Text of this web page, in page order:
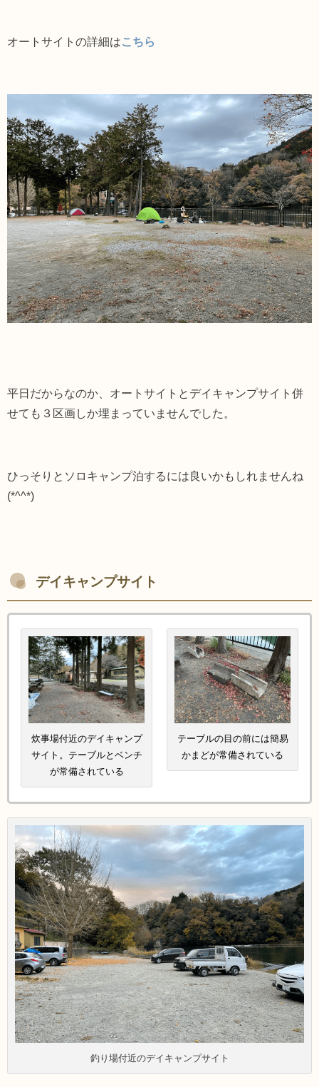
オートサイトの詳細はこちら
平日だからなのか、オートサイトとデイキャンプサイト併
せても３区画しか埋まっていませんでした。
ひっそりとソロキャンプ泊するには良いかもしれませんね
(*^^*)
デイキャンプサイト
炊事場付近のデイキャンプ
サイト。テーブルとベンチ
が常備されている
テーブルの目の前には簡易
かまどが常備されている
釣り場付近のデイキャンプサイト